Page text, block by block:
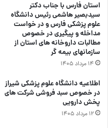
استان فارس با جناب دکتر
سیدبصیر هاشمی رئیس دانشگاه
علوم پزشکی فارس و در خواست
مداخله و پیگیری در خصوص
مطالبات داروخانه های استان از
سازمانهای بیمه گر
۱۴ مرداد ۱۴۰۵
اطلاعیه دانشگاه علوم پزشکی شیراز
در خصوص سبد فروشی شرکت های
پخش دارویی
۱۲ مرداد ۱۴۰۵